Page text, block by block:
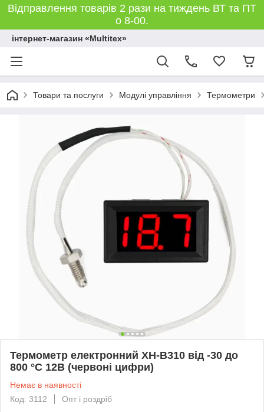
Відправлення товарів 2 рази на тиждень ВТ та ПТ
о 8-00.
інтернет-магазин «Multitex»
Товари та послуги Модулі управління Термометри
Термометр електронний XH-B310 від -30 до
800 °C 12В (червоні цифри)
Немає в наявності
Код: 3112
Опт і роздріб